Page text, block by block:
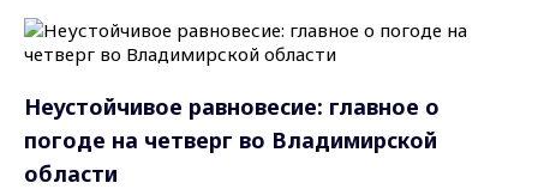
Неустойчивое равновесие: главное о
погоде на четверг во Владимирской
области